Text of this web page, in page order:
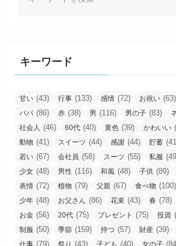
キーワード
甘い (43) 行事 (133) 感情 (72) お祝い (63)
パパ (86) 赤 (38) 男 (116) 男の子 (83)
社会人 (46) 60代 (40) 黄色 (39) かわいい
動物 (41) スイーツ (44) 感謝 (44) 貯蓄
若い (67) 会社員 (58) スーツ (55) 私服
少女 (48) 男性 (116) 和風 (48) 子供 (89)
表情 (72) 植物 (79) 父親 (67) 食べ物 (100)
少年 (48) お父さん (86) 花束 (43) 春 (78)
お金 (56) 20代 (75) プレゼント (75) 投資
制服 (50) 季節 (159) 持つ (57) 財産 (39)
仕事 (79) 祭り (43) 子ども (40) 女の子